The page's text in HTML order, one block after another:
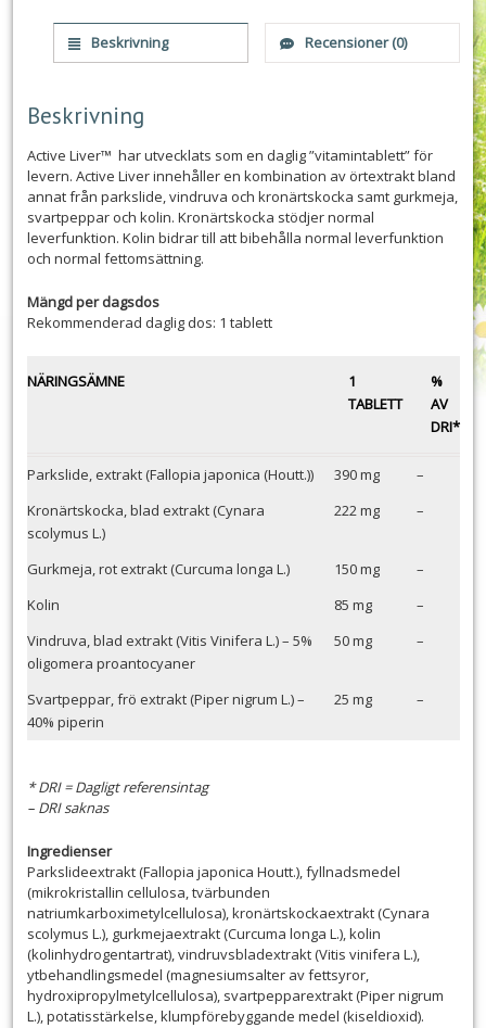
Beskrivning Recensioner (0)
Beskrivning
Active Liver™ har utvecklats som en daglig ”vitamintablett” för
levern. Active Liver innehåller en kombination av örtextrakt bland
annat från parkslide, vindruva och kronärtskocka samt gurkmeja,
svartpeppar och kolin. Kronärtskocka stödjer normal
leverfunktion. Kolin bidrar till att bibehålla normal leverfunktion
och normal fettomsättning.
Mängd per dagsdos
Rekommenderad daglig dos: 1 tablett
NÄRINGSÄMNE
1
TABLETT
%
AV
DRI*
Parkslide, extrakt (Fallopia japonica (Houtt.)) 390 mg
–
Kronärtskocka, blad extrakt (Cynara
scolymus L.)
222 mg –
Gurkmeja, rot extrakt (Curcuma longa L.) 150 mg
–
Kolin
85 mg
–
Vindruva, blad extrakt (Vitis Vinifera L.) – 5%
oligomera proantocyaner
50 mg –
Svartpeppar, frö extrakt (Piper nigrum L.) –
40% piperin
25 mg –
* DRI = Dagligt referensintag
– DRI saknas
Ingredienser
Parkslideextrakt (Fallopia japonica Houtt.), fyllnadsmedel
(mikrokristallin cellulosa, tvärbunden
natriumkarboximetylcellulosa), kronärtskockaextrakt (Cynara
scolymus L.), gurkmejaextrakt (Curcuma longa L.), kolin
(kolinhydrogentartrat), vindruvsbladextrakt (Vitis vinifera L.),
ytbehandlingsmedel (magnesiumsalter av fettsyror,
hydroxipropylmetylcellulosa), svartpepparextrakt (Piper nigrum
L.), potatisstärkelse, klumpförebyggande medel (kiseldioxid).